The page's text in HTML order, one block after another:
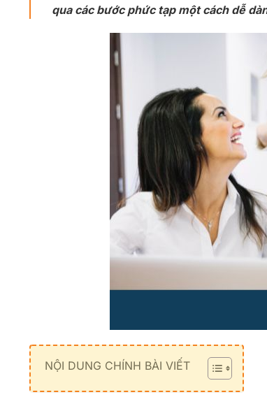
qua các bước phức tạp một cách dễ
NỘI DUNG CHÍNH BÀI VIẾT